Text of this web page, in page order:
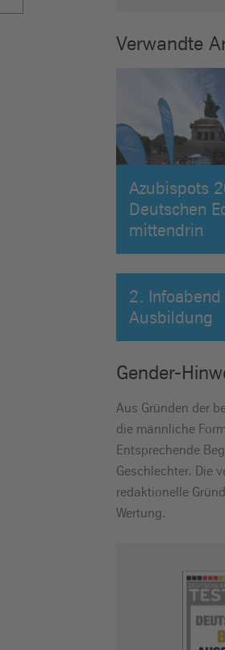
Verwandte
Azubispots
Deutschen
mittendrin
2.
Ausbildung
Gender-
Aus Gründen der
die männliche
Entsprechende
Geschlechter. Die
redaktionelle
Wertung.